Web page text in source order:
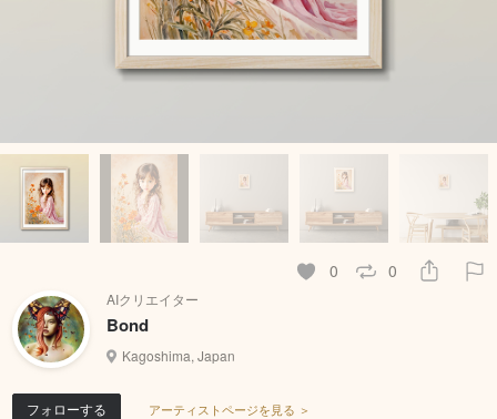
0 0
AIクリエイター
Bond
Kagoshima, Japan
フォローする アーティストページを見る ＞